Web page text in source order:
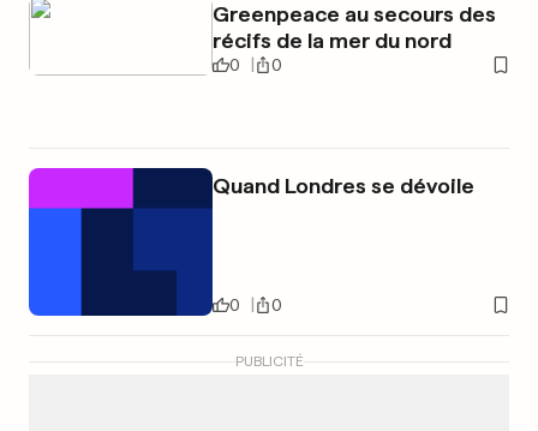
Greenpeace au secours des
récifs de la mer du nord
0 0
Quand Londres se dévoile
0 0
PUBLICITÉ